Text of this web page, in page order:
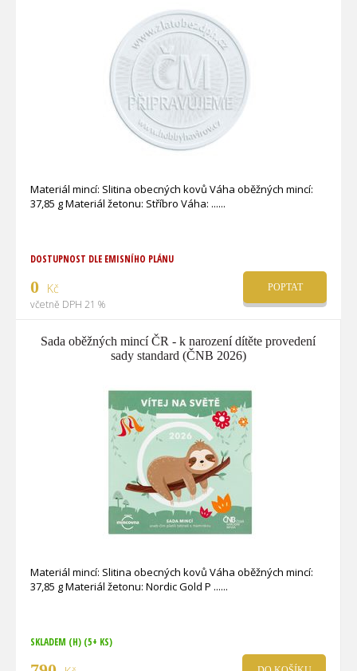
Materiál mincí: Slitina obecných kovů Váha oběžných mincí:
37,85 g Materiál žetonu: Stříbro Váha: ...
DOSTUPNOST DLE EMISNÍHO PLÁNU
0 Kč
včetně DPH 21 %
POPTAT
Sada oběžných mincí ČR - k narození dítěte provedení
sady standard (ČNB 2026)
Materiál mincí: Slitina obecných kovů Váha oběžných mincí:
37,85 g Materiál žetonu: Nordic Gold P ...
SKLADEM (H) (5+ KS)